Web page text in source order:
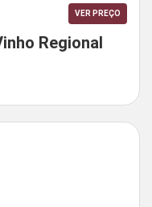
VER PREÇO
Regional